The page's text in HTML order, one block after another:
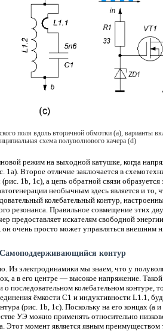
поля вдоль вторичной обмотки (a), варианты
схема полуволнового качера (d)
режим на выходной катушке, когда
1a). Второе отличие заключается в
1b, 1c), а цепь обратной связи образуется
необычным здесь является и то,
колебательный контур,
резонанса. Правильное совмещение этих
предоставляет искателям свободной
очень просто может управляться внешним
Самоподдерживающийся контур
Из электродинамики мы знаем, что у
а в его центре — высокое напряжение.
колебательном контуре,
ёмкости С1 и индуктивности L1.1,
(рис. 1b, 1c). Поскольку на его концах (a
УЭ можно применять относительно
момент является явным преимуществом